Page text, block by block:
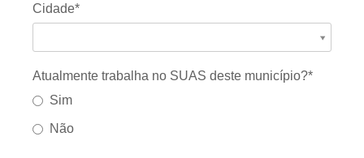
Cidade*
i
d
a
e
Atualmente trabalha no SUAS deste município?*
Sim
Não